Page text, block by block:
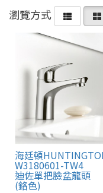
瀏覽方式
海廷頓
W3180601-TW4
迪佐單把臉盆龍頭
(鉻色)